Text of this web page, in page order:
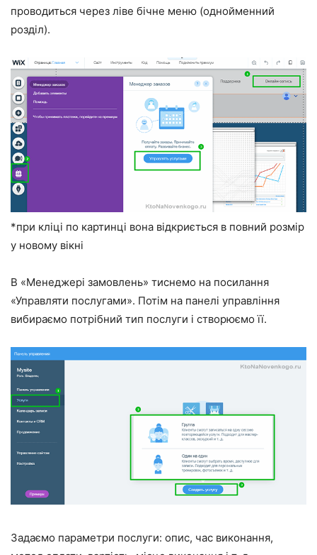
проводиться через ліве бічне меню (однойменний
розділ).
*при кліці по картинці вона відкриється в повний розмір
у новому вікні
В «Менеджері замовлень» тиснемо на посилання
«Управляти послугами». Потім на панелі управління
вибираємо потрібний тип послуги і створюємо її.
Задаємо параметри послуги: опис, час виконання,